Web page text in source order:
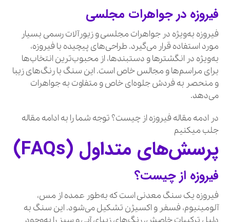
فیروزه در جواهرات مجلسی
فیروزه به‌ویژه در جواهرات مجلسی و زیورآلات رسمی بسیار
مورد استفاده قرار می‌گیرد. طراحی‌های پیچیده با فیروزه،
به‌ویژه در انگشترها و دستبندها، از محبوب‌ترین انتخاب‌ها
برای مراسم‌ها و مجالس خاص است. این سنگ با رنگ‌های زیبا
و منحصر به فردش جلوه‌ای خاص و متفاوت به جواهرات
می‌دهد.
در ادمه مقاله فیروزه از چیست؟ توجه شما را به ادامه مقاله
جلب میکنیم
پرسش‌های متداول (FAQs)
فیروزه از چیست؟
فیروزه یک سنگ معدنی است که به‌طور عمده از مس،
آلومینیوم، فسفر و اکسیژن تشکیل می‌شود. این سنگ به